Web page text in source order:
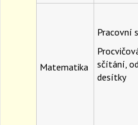
Matematika
Pracovní
sčítání,
desítky